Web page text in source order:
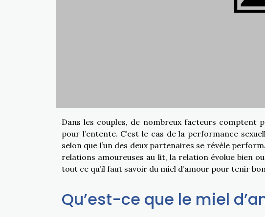
Dans les couples, de nombreux facteurs comptent
pour l’entente. C’est le cas de la performance
selon que l’un des deux partenaires se révèle
relations amoureuses au lit, la relation évolue bien
tout ce qu’il faut savoir du miel d’amour pour tenir
Qu’est-ce que le miel